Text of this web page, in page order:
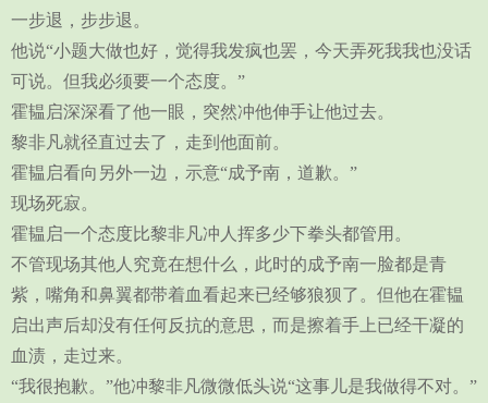
一步退，步步退。
他说“小题大做也好，觉得我发疯也罢，今天弄死我我也没话
可说。但我必须要一个态度。”
霍韫启深深看了他一眼，突然冲他伸手让他过去。
黎非凡就径直过去了，走到他面前。
霍韫启看向另外一边，示意“成予南，道歉。”
现场死寂。
霍韫启一个态度比黎非凡冲人挥多少下拳头都管用。
不管现场其他人究竟在想什么，此时的成予南一脸都是青
紫，嘴角和鼻翼都带着血看起来已经够狼狈了。但他在霍韫
启出声后却没有任何反抗的意思，而是擦着手上已经干凝的
血渍，走过来。
“我很抱歉。”他冲黎非凡微微低头说“这事儿是我做得不对。”